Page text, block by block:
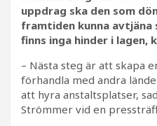
uppdrag ska den som
framtiden kunna
finns inga hinder i lagen,
– Nästa steg är att skapa
förhandla med andra
att hyra anstaltsplatser,
Strömmer vid en